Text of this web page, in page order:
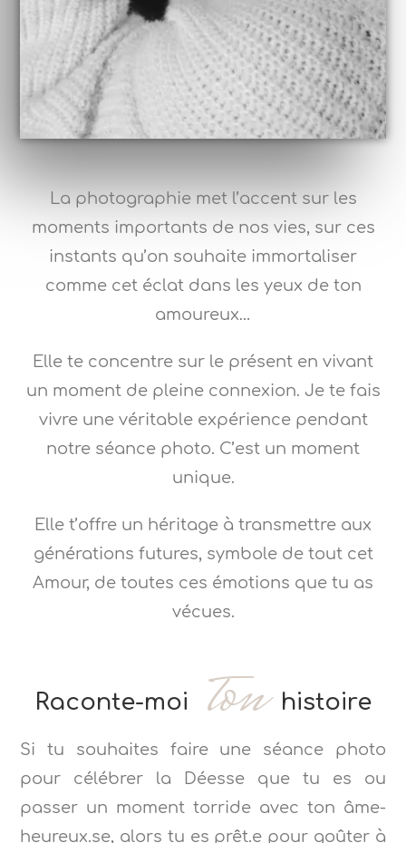
La photographie met l’accent sur les
moments importants de nos vies, sur ces
instants qu’on souhaite immortaliser
comme cet éclat dans les yeux de ton
amoureux…
Elle te concentre sur le présent en vivant
un moment de pleine connexion. Je te fais
vivre une véritable expérience pendant
notre séance photo. C’est un moment
unique.
Elle t’offre un héritage à transmettre aux
générations futures, symbole de tout cet
Amour, de toutes ces émotions que tu as
vécues.
Raconte-moi ton histoire
Si tu souhaites faire une séance photo
pour célébrer la Déesse que tu es ou
passer un moment torride avec ton âme-
heureux.se, alors tu es prêt.e pour goûter à